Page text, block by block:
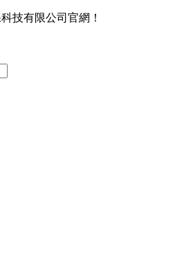
技有限公司官網！